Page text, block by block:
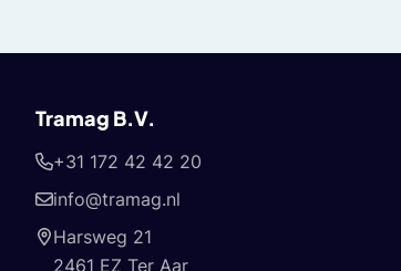
Tramag B.V.
+31 172 42 42 20
info@tramag.nl
Harsweg 21
2461 EZ Ter Aar